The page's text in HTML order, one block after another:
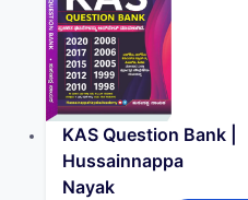
KAS Question Bank |
Hussainnappa
Nayak